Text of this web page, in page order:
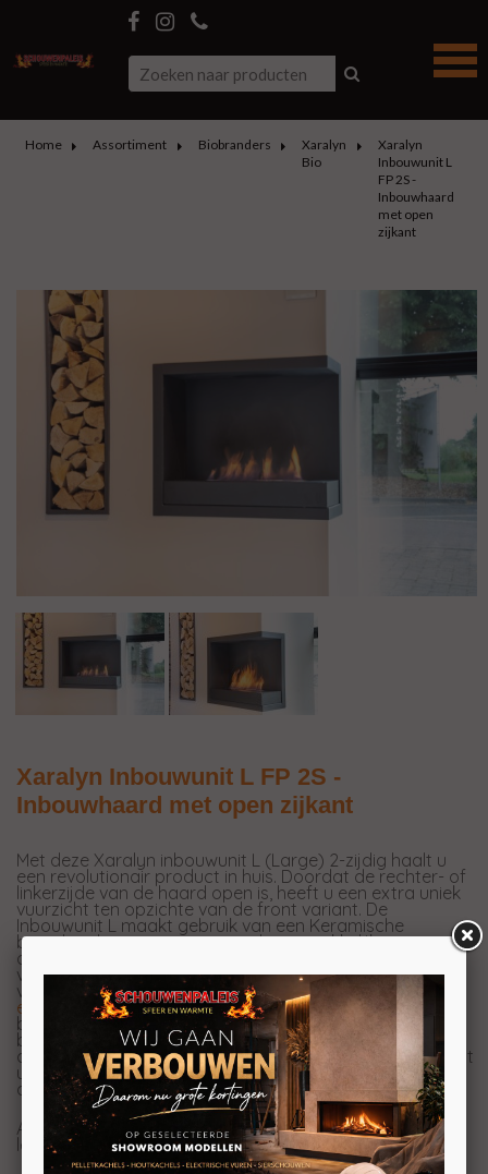
Home Assortiment Biobranders
Xaralyn
Bio
Xaralyn
Inbouwunit L
FP 2S -
Inbouwhaard
met open
zijkant
Xaralyn Inbouwunit L FP 2S -
Inbouwhaard met open zijkant
Met deze Xaralyn inbouwunit L (Large) 2-zijdig haalt u
een revolutionair product in huis. Doordat de rechter- of
linkerzijde van de haard open is, heeft u een extra uniek
vuurzicht ten opzichte van de front variant. De
Inbouwunit L maakt gebruik van een Keramische
brander, dit zorgt voor een veilig en makkelijk te
ontsteken vlam. Ook voorziet de Keramische brander u
van een heerlijke warmte en een prachtig constant
vlammenbeeld. Deze prachtige haard brandt op bio-
ethanol dit is een veilige, schone en biologische
brandstof. Ook is de brandstof reatief goedkoop en
bent u voor een avondje stoken maar ongeveer
anderhalve euro kwijt. Met de Xaralyn inbouwunit L wordt
uw schouw of meubelstuk beschermt tegen de warmte
die door de keramische brander geproduceert wordt.
Alle Xaralyn Keramische branders hebben een
levenslange garantie!